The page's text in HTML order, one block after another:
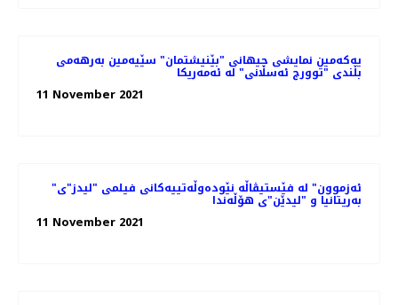
یەکەمین نمایشی جیهانی "بێنیشتمان" سێیەمین بەرهەمی
بڵندی "توورج ئەسڵانی" لە ئەمەریکا
11 November 2021
"ئەزموون" لە فێستیڤاڵە نێودەوڵەتییەکانی فیلمی "لیدز"ی
بەریتانیا و "لیدێن"ی هۆڵەندا
11 November 2021